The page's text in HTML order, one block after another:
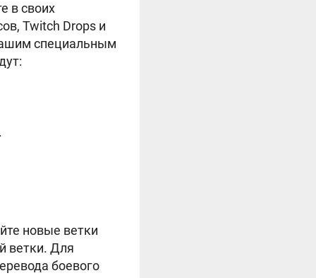
в своих
Twitch Drops и
специальным
новые ветки
ветки. Для
боевого